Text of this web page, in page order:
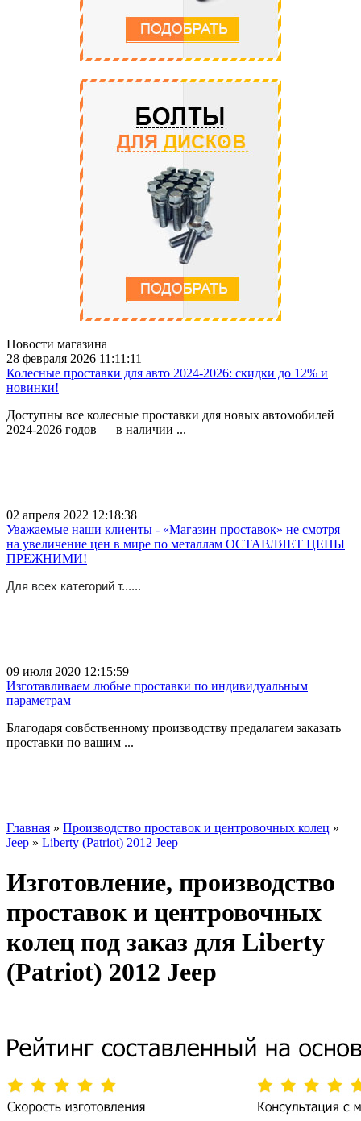
Новости магазина
28 февраля 2026 11:11:11
Колесные проставки для авто 2024-2026: скидки до 12% и
новинки!
Доступны все колесные проставки для новых автомобилей
2024-2026 годов — в наличии ...
02 апреля 2022 12:18:38
Уважаемые наши клиенты - «Магазин проставок» не смотря
на увеличение цен в мире по металлам ОСТАВЛЯЕТ ЦЕНЫ
ПРЕЖНИМИ!
Для всех категорий т......
09 июля 2020 12:15:59
Изготавливаем любые проставки по индивидуальным
параметрам
Благодаря совбственному производству предалагем заказать
проставки по вашим ...
Главная » Производство проставок и центровочных колец »
Jeep » Liberty (Patriot) 2012 Jeep
Изготовление, производство
проставок и центровочных
колец под заказ для Liberty
(Patriot) 2012 Jeep